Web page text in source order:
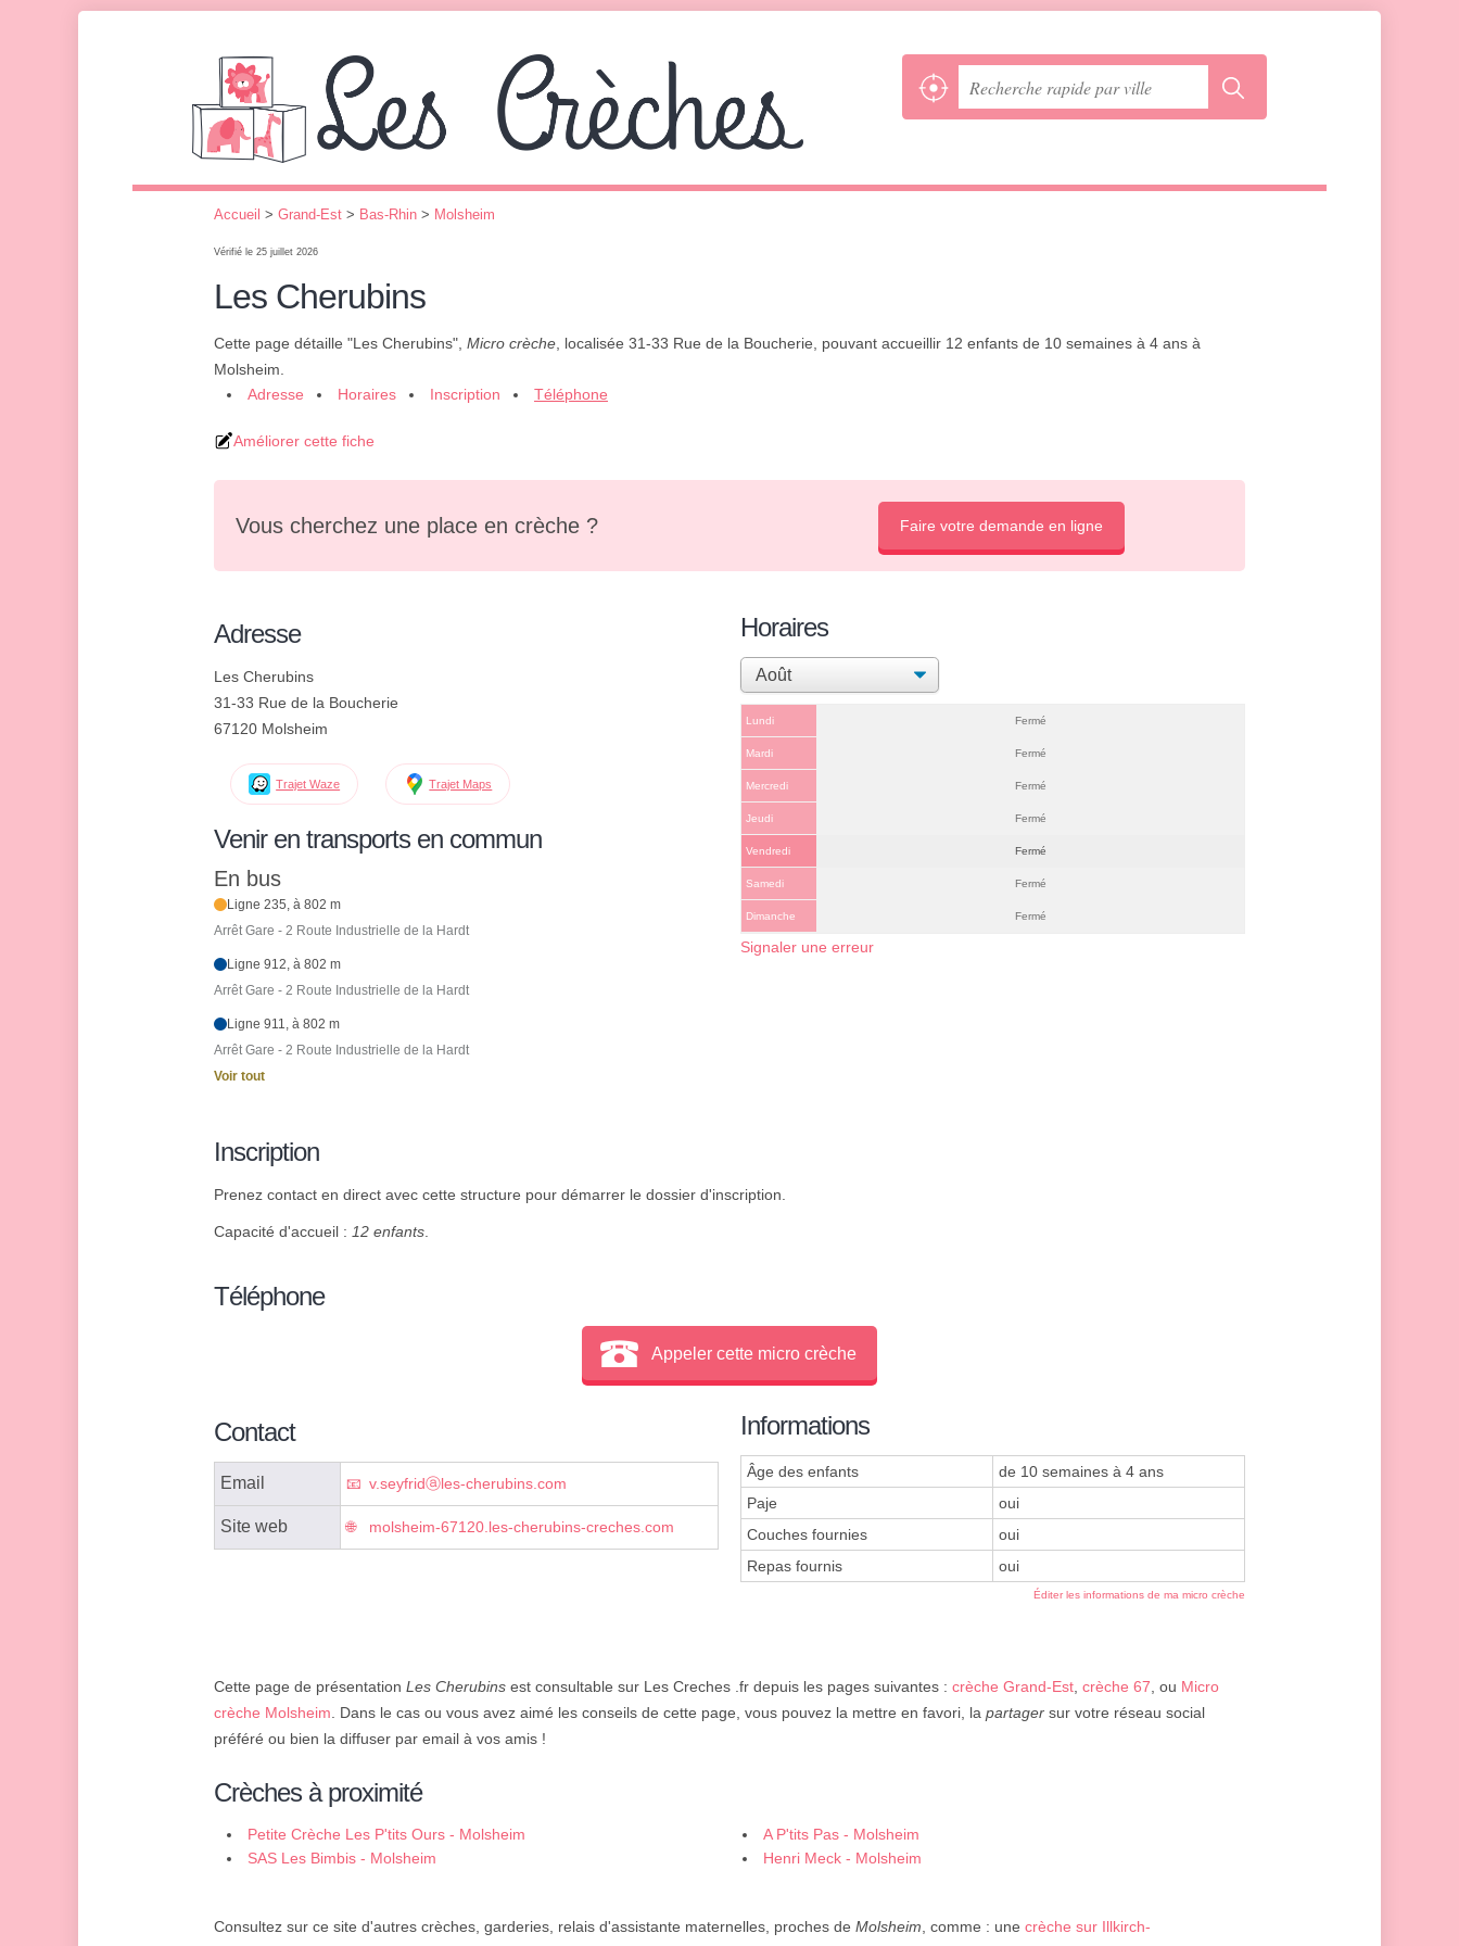
Accueil > Grand-Est > Bas-Rhin > Molsheim
Vérifié le 25 juillet 2026
Les Cherubins
Cette page détaille "Les Cherubins", Micro crèche , localisée 31-33 Rue de la Boucherie, pouvant accueillir 12 enfants de 10 semaines à 4 ans à
Molsheim.
Adresse
Horaires Inscription Téléphone
Améliorer cette fiche
Vous cherchez une place en crèche ? Faire votre demande en ligne
Adresse
Les Cherubins
31-33 Rue de la Boucherie
67120 Molsheim
Trajet Waze Trajet Maps
Venir en transports en commun
En bus
Ligne 235, à 802 m
Arrêt Gare - 2 Route Industrielle de la Hardt
Ligne 912, à 802 m
Arrêt Gare - 2 Route Industrielle de la Hardt
Ligne 911, à 802 m
Arrêt Gare - 2 Route Industrielle de la Hardt
Voir tout
Horaires
Lundi Fermé
Mardi Fermé
Mercredi Fermé
Jeudi Fermé
Vendredi Fermé
Samedi Fermé
Dimanche Fermé
Signaler une erreur
Inscription
Prenez contact en direct avec cette structure pour démarrer le dossier d'inscription.
Capacité d'accueil : 12 enfants.
Téléphone
Appeler cette micro crèche
Contact
Email v.seyfridⓐles-cherubins.com
Site web molsheim-67120.les-cherubins-creches.com
Informations
Âge des enfants
de 10 semaines à 4 ans
Paje
oui
Couches fournies
oui
Repas fournis
oui
Éditer les informations de ma micro crèche
Cette page de présentation Les Cherubins est consultable sur Les Creches .fr depuis les pages suivantes : crèche Grand-Est, crèche 67, ou Micro
crèche Molsheim. Dans le cas ou vous avez aimé les conseils de cette page, vous pouvez la mettre en favori, la partager sur votre réseau social
préféré ou bien la diffuser par email à vos amis !
Crèches à proximité
Petite Crèche Les P'tits Ours - Molsheim
A P'tits Pas - Molsheim
SAS Les Bimbis - Molsheim
Henri Meck - Molsheim
Consultez sur ce site d'autres crèches, garderies, relais d'assistante maternelles, proches de Molsheim, comme : une crèche sur Illkirch-